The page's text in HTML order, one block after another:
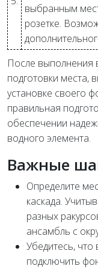
выбранным
розетке.
После выполнения
подготовки места,
установке своего
правильная
обеспечении
водного элемента.
Важные
Определите
каскада.
разных
ансамбль с
Убедитесь,
подключить